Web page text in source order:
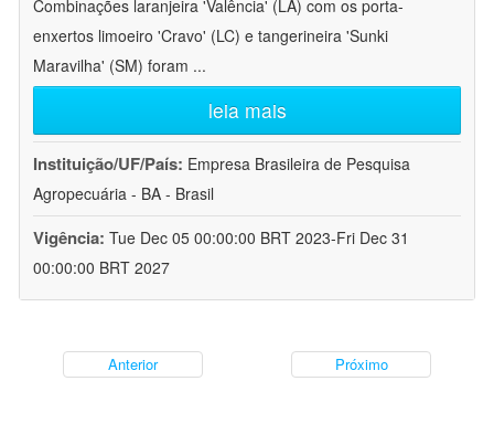
Combinações laranjeira 'Valência' (LA) com os porta-
enxertos limoeiro 'Cravo' (LC) e tangerineira 'Sunki
Maravilha' (SM) foram ...
leia mais
Instituição/UF/País: Empresa Brasileira de Pesquisa
Agropecuária - BA - Brasil
Vigência: Tue Dec 05 00:00:00 BRT 2023-Fri Dec 31
00:00:00 BRT 2027
Anterior Próximo